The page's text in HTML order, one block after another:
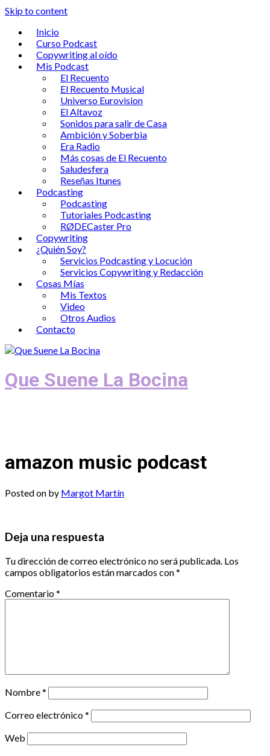
Skip to content
Inicio
Curso Podcast
Copywriting al oído
Mis Podcast
El Recuento
El Recuento Musical
Universo Eurovision
El Altavoz
Sonidos para salir de Casa
Ambición y Soberbia
Era Radio
Más cosas de El Recuento
Saludesfera
Reseñas Itunes
Podcasting
Podcasting
Tutoriales Podcasting
RØDECaster Pro
Copywriting
¿Quién Soy?
Servicios Podcasting y Locución
Servicios Copywriting y Redacción
Cosas Mías
Mis Textos
Video
Otros Audios
Contacto
Que Suene La Bocina
amazon music podcast
Posted on by Margot Martín
Deja una respuesta
Tu dirección de correo electrónico no será publicada. Los
campos obligatorios están marcados con*
Comentario*
Nombre*
Correo electrónico*
Web